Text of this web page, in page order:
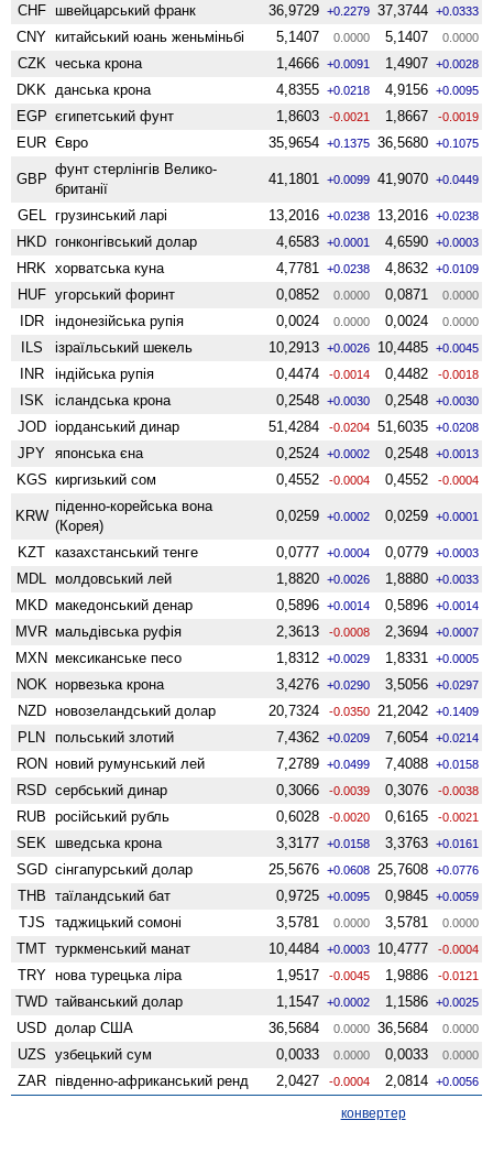
CHF швейцарський франк 36,9729 +0.2279 37,3744 +0.0333
CNY китайський юань женьмiньбi 5,1407 0.0000 5,1407 0.0000
CZK чеська крона 1,4666 +0.0091 1,4907 +0.0028
DKK данська крона 4,8355 +0.0218 4,9156 +0.0095
EGP єгипетський фунт 1,8603 -0.0021 1,8667 -0.0019
EUR Євро 35,9654 +0.1375 36,5680 +0.1075
GBP
фунт стерлінгів Велико­
британії
41,1801 +0.0099 41,9070 +0.0449
GEL грузинський ларі 13,2016 +0.0238 13,2016 +0.0238
HKD гонконгівський долар 4,6583 +0.0001 4,6590 +0.0003
HRK хорватська куна 4,7781 +0.0238 4,8632 +0.0109
HUF угорський форинт 0,0852 0.0000 0,0871 0.0000
IDR індонезійська рупія 0,0024 0.0000 0,0024 0.0000
ILS ізраїльський шекель 10,2913 +0.0026 10,4485 +0.0045
INR індійська рупія 0,4474 -0.0014 0,4482 -0.0018
ISK ісландська крона 0,2548 +0.0030 0,2548 +0.0030
JOD іорданський динар 51,4284 -0.0204 51,6035 +0.0208
JPY японська єна 0,2524 +0.0002 0,2548 +0.0013
KGS киргизький сом 0,4552 -0.0004 0,4552 -0.0004
KRW
піденно-корейська вона
(Корея)
0,0259 +0.0002 0,0259 +0.0001
KZT казахстанський тенге 0,0777 +0.0004 0,0779 +0.0003
MDL молдовський лей 1,8820 +0.0026 1,8880 +0.0033
MKD македонський денар 0,5896 +0.0014 0,5896 +0.0014
MVR мальдівська руфія 2,3613 -0.0008 2,3694 +0.0007
MXN мексиканське песо 1,8312 +0.0029 1,8331 +0.0005
NOK норвезька крона 3,4276 +0.0290 3,5056 +0.0297
NZD ново­зеландський долар 20,7324 -0.0350 21,2042 +0.1409
PLN польський злотий 7,4362 +0.0209 7,6054 +0.0214
RON новий румунський лей 7,2789 +0.0499 7,4088 +0.0158
RSD сербський динар 0,3066 -0.0039 0,3076 -0.0038
RUB російський рубль 0,6028 -0.0020 0,6165 -0.0021
SEK шведська крона 3,3177 +0.0158 3,3763 +0.0161
SGD сінгапурський долар 25,5676 +0.0608 25,7608 +0.0776
THB таїландський бат 0,9725 +0.0095 0,9845 +0.0059
TJS таджицький сомоні 3,5781 0.0000 3,5781 0.0000
TMT туркменський манат 10,4484 +0.0003 10,4777 -0.0004
TRY нова турецька ліра 1,9517 -0.0045 1,9886 -0.0121
TWD тайванський долар 1,1547 +0.0002 1,1586 +0.0025
USD долар США 36,5684 0.0000 36,5684 0.0000
UZS узбецький сум 0,0033 0.0000 0,0033 0.0000
ZAR південно-африканський ренд 2,0427 -0.0004 2,0814 +0.0056
конвертер